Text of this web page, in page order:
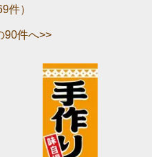
件）
90件へ>>